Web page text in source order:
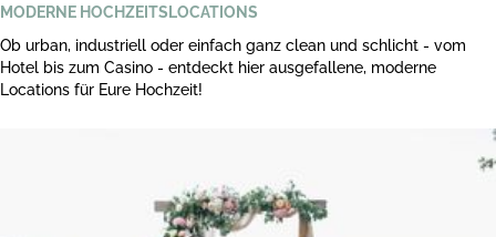
MODERNE HOCHZEITSLOCATIONS
Ob urban, industriell oder einfach ganz clean und schlicht - vom
Hotel bis zum Casino - entdeckt hier ausgefallene, moderne
Locations für Eure Hochzeit!